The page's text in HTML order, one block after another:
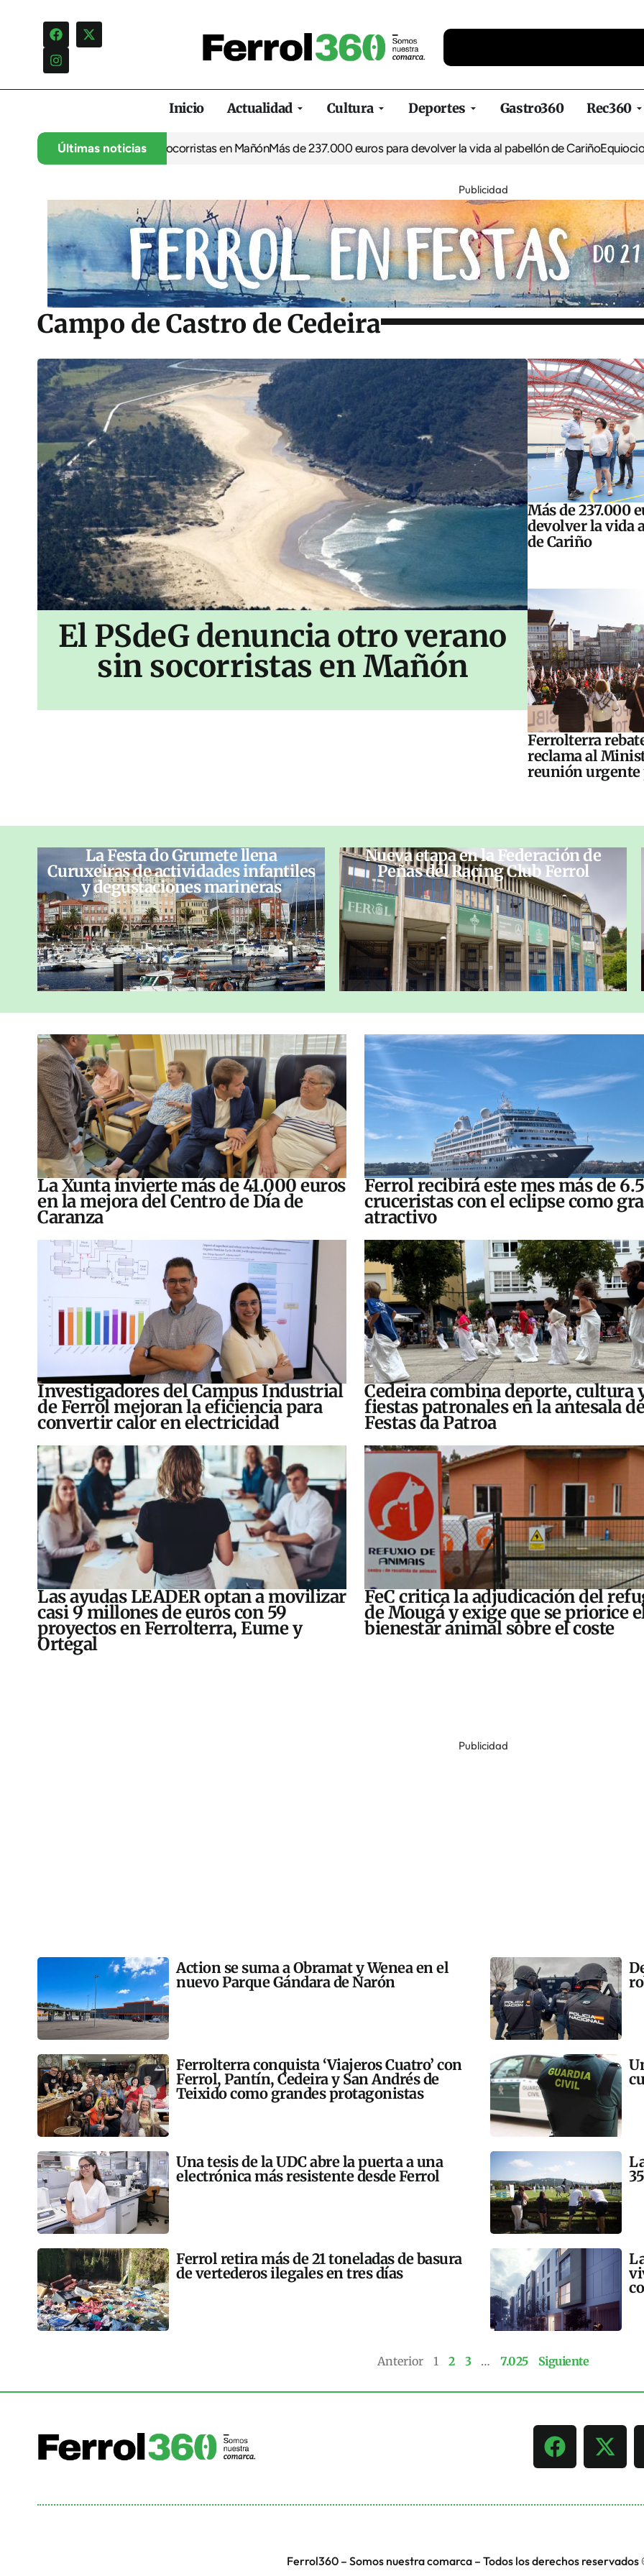
Inicio Actualidad Cultura Deportes Gastro360 Rec360
Últimas noticias
otro verano sin socorristas en MañónMás de 237.000 euros para devolver la vida al pabellón de CariñoEquiocio arranca
Publicidad
Campo de Castro de Cedeira
El PSdeG denuncia otro verano
sin socorristas en Mañón
Más de 237.000
devolver la vida
de Cariño
Ferrolterra
reclama al
reunión urgente
La Festa do Grumete llena
Curuxeiras de actividades infantiles
y degustaciones marineras
Nueva etapa en la Federación de
Peñas del Racing Club Ferrol
La Xunta invierte más de 41.000 euros
en la mejora del Centro de Día de
Caranza
Ferrol recibirá este mes más de
cruceristas con el eclipse como
atractivo
Investigadores del Campus Industrial
de Ferrol mejoran la eficiencia para
convertir calor en electricidad
Cedeira combina deporte, cultura
fiestas patronales en la antesala
Festas da Patroa
Las ayudas LEADER optan a movilizar
casi 9 millones de euros con 59
proyectos en Ferrolterra, Eume y
Ortegal
FeC critica la adjudicación del
de Mougá y exige que se priorice
bienestar animal sobre el coste
Publicidad
Action se suma a Obramat y Wenea en el
nuevo Parque Gándara de Narón
Ferrolterra conquista ‘Viajeros Cuatro’ con
Ferrol, Pantín, Cedeira y San Andrés de
Teixido como grandes protagonistas
Una tesis de la UDC abre la puerta a una
electrónica más resistente desde Ferrol
Ferrol retira más de 21 toneladas de basura
de vertederos ilegales en tres días
Anterior 1 2 3 … 7.025 Siguiente
Ferrol360 – Somos nuestra comarca – Todos los derechos